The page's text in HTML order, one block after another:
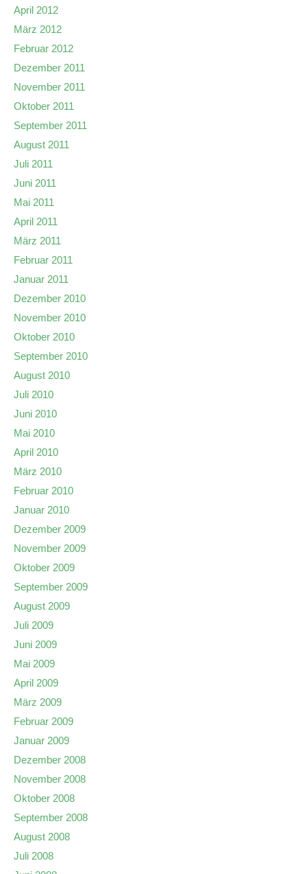
April 2012
März 2012
Februar 2012
Dezember 2011
November 2011
Oktober 2011
September 2011
August 2011
Juli 2011
Juni 2011
Mai 2011
April 2011
März 2011
Februar 2011
Januar 2011
Dezember 2010
November 2010
Oktober 2010
September 2010
August 2010
Juli 2010
Juni 2010
Mai 2010
April 2010
März 2010
Februar 2010
Januar 2010
Dezember 2009
November 2009
Oktober 2009
September 2009
August 2009
Juli 2009
Juni 2009
Mai 2009
April 2009
März 2009
Februar 2009
Januar 2009
Dezember 2008
November 2008
Oktober 2008
September 2008
August 2008
Juli 2008